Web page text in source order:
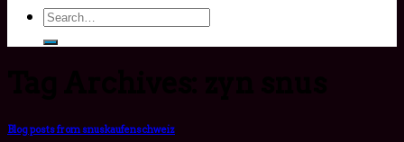
Search
for:
Blog posts from snuskaufenschweiz